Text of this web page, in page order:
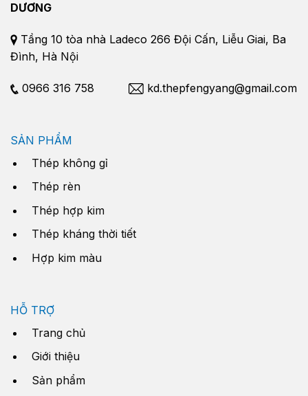
DƯƠNG
Tầng 10 tòa nhà Ladeco 266 Đội Cấn, Liễu Giai, Ba
Đình, Hà Nội
0966 316 758 kd.thepfengyang@gmail.com
SẢN PHẨM
Thép không gỉ
Thép rèn
Thép hợp kim
Thép kháng thời tiết
Hợp kim màu
HỖ TRỢ
Trang chủ
Giới thiệu
Sản phẩm